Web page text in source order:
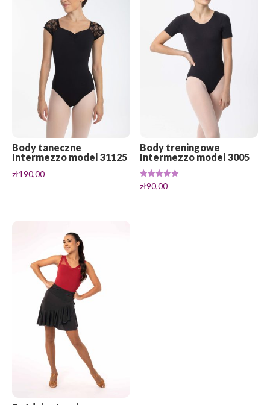
Body taneczne
Intermezzo model 31125
zł190,00
Body treningowe
Intermezzo model 3005
Oceniono
5.00
zł90,00